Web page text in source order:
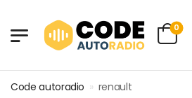
0
Code autoradio » renault